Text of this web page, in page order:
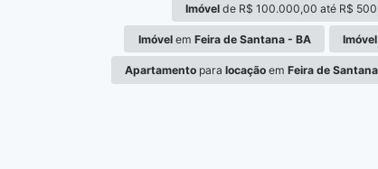
Imóvelde R$ 100.000,00 até R$
Imóvelem Feira de Santana - BA Imóvel
Apartamentopara locaçãoem Feira de